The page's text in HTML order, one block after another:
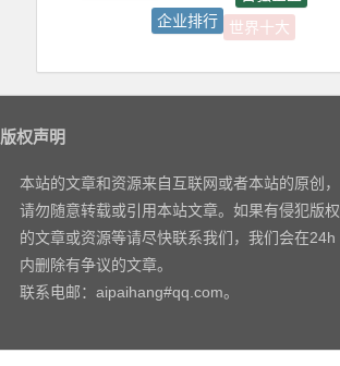
世界十大
品牌价值
企业排行
版权声明
本站的文章和资源来自互联网或者本站的原创，
请勿随意转载或引用本站文章。如果有侵犯版权
的文章或资源等请尽快联系我们，我们会在24h
内删除有争议的文章。
联系电邮：aipaihang#qq.com。